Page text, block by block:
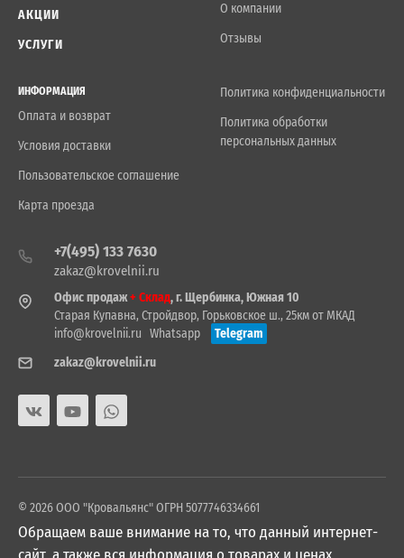
АКЦИИ
УСЛУГИ
О компании
Отзывы
ИНФОРМАЦИЯ
Оплата и возврат
Условия доставки
Пользовательское соглашение
Карта проезда
Политика конфиденциальности
Политика обработки
персональных данных
+7(495) 133 7630
zakaz@krovelnii.ru
Офис продаж+ Склад, г. Щербинка, Южная 10
Старая Купавна, Стройдвор, Горьковское ш., 25км от МКАД
info@krovelnii.ru Whatsapp
Telegram
zakaz@krovelnii.ru
© 2026 ООО "Кровальянс" ОГРН 5077746334661
Обращаем ваше внимание на то, что данный интернет-